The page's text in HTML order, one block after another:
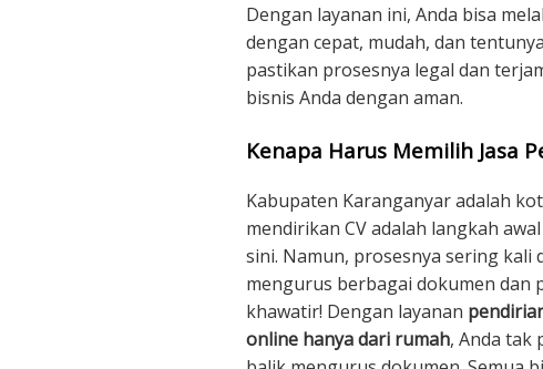
Dengan layanan ini, Anda bisa
dengan cepat, mudah, dan
pastikan prosesnya legal dan
bisnis Anda dengan aman.
Kenapa Harus Memilih Jasa
Kabupaten Karanganyar adalah
mendirikan CV adalah langkah
sini. Namun, prosesnya sering
mengurus berbagai dokumen dan
khawatir! Dengan layanan
online hanya dari rumah, Anda tak